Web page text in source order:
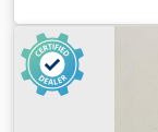
244311 Üretim
görev döngüsü
Dcodedzqa
hortum paketi
bağlantısı: 4,7
Amper fiş